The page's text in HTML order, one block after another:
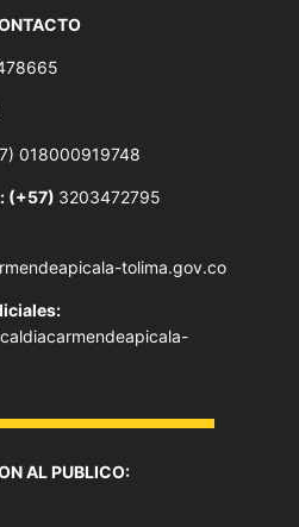
018000919748
(+57) 3203472795
tolima.gov.co
AL PUBLICO: